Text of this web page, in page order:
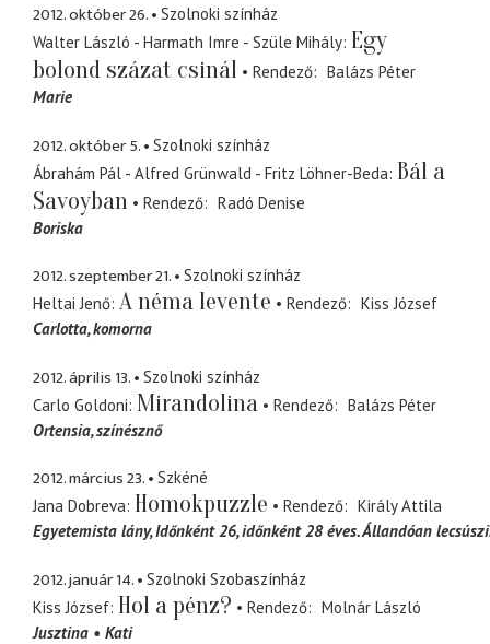
2012. október 26.
Szolnoki színház
Walter László - Harmath Imre - Szüle Mihály Egy
bolond százat csinál
Rendező
Balázs Péter
Marie
2012. október 5.
Szolnoki színház
Ábrahám Pál - Alfred Grünwald - Fritz Löhner-Beda Bál a
Savoyban
Rendező
Radó Denise
Boriska
2012. szeptember 21.
Szolnoki színház
Heltai Jenő A néma levente Rendező
Kiss József
Carlotta komorna
2012. április 13.
Szolnoki színház
Carlo Goldoni Mirandolina Rendező
Balázs Péter
Ortensia színésznő
2012. március 23.
Szkéné
Jana Dobreva Homokpuzzle Rendező
Király Attila
Egyetemista lány Időnként 26, időnként 28 éves. Állandóan
2012. január 14.
Szolnoki Szobaszínház
Kiss József Hol a pénz? Rendező
Molnár László
Jusztina
Kati